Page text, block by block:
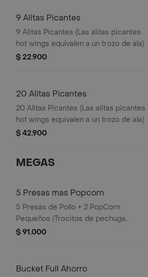
9 Alitas Picantes
9 Alitas Picantes (Las alitas picantes
hot wings equivalen a un trozo de ala)
$ 22.900
20 Alitas Picantes
20 Alitas Picantes (Las alitas picantes
hot wings equivalen a un trozo de ala)
$ 42.900
MEGAS
5 Presas mas Popcorn
5 Presas de Pollo + 2 PopCorn
Pequeños (Trocitos de pechuga
apanados) + 3 Papas Pequeñas
$ 91.000
Bucket Full Ahorro